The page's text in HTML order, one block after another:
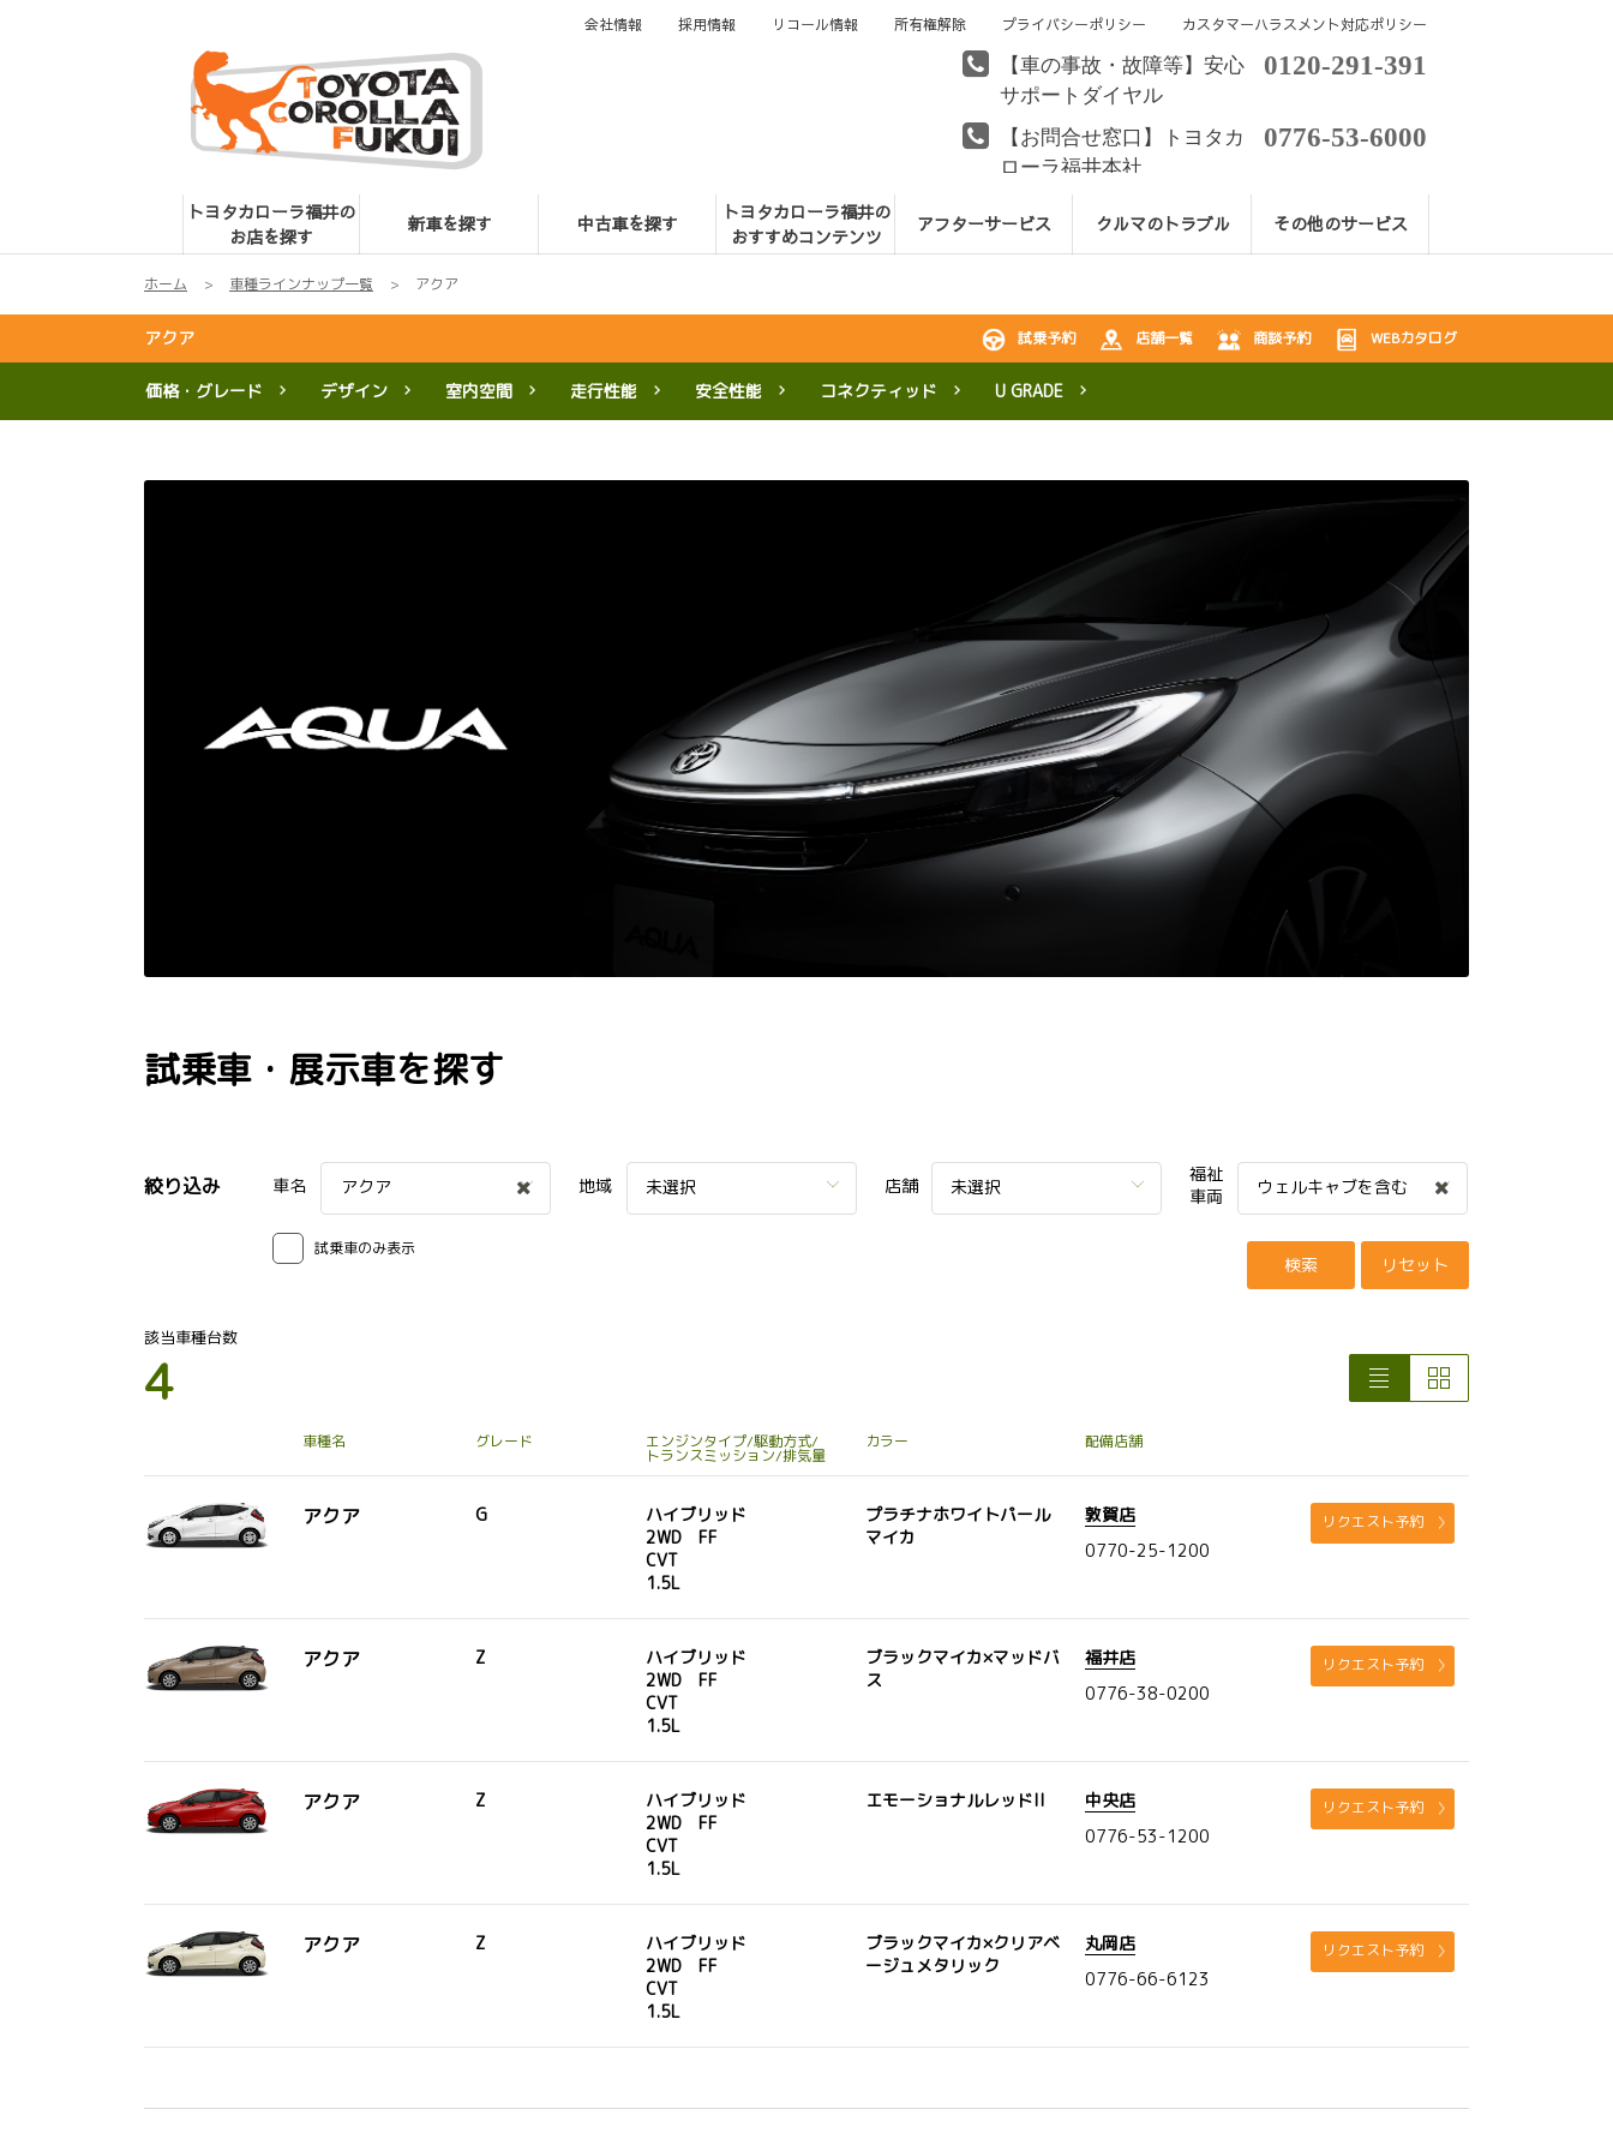
【車の事故・故障等】安心
サポートダイヤル
0120-291-391
【お問合せ窓口】トヨタカ
ローラ福井本社
0776-53-6000
トヨタカローラ福井の
お店を探す
新車を探す 中古車を探す
トヨタカローラ福井の
おすすめコンテンツ
アフターサービス クルマのトラブル その他のサービス
会社情報 採用情報 リコール情報 所有権解除 プライバシーポリシー カスタマーハラスメント対応ポリシー
ホーム 車種ラインナップ一覧 アクア
アクア 試乗予約 店舗一覧 商談予約 WEBカタログ
価格・グレード デザイン 室内空間 走行性能 安全性能 コネクティッド U GRADE
試乗車・展示車を探す
絞り込み 車名 アクア 地域 未選択 店舗 未選択
福祉
車両
ウェルキャブを含む
試乗車のみ表示
検索 リセット
該当車種台数
4
車種名 グレード エンジンタイプ/駆動方式/
トランスミッション/排気量
カラー 配備店舗
アクア G
ハイブリッド
2WD FF
CVT
1.5L
プラチナホワイトパール
マイカ
敦賀店
0770-25-1200
リクエスト予約
アクア Z
ハイブリッド
2WD FF
CVT
1.5L
ブラックマイカ×マッドバ
ス
福井店
0776-38-0200
リクエスト予約
アクア Z
ハイブリッド
2WD FF
CVT
1.5L
エモーショナルレッドII
中央店
0776-53-1200
リクエスト予約
アクア Z
ハイブリッド
2WD FF
CVT
1.5L
ブラックマイカ×クリアベ
ージュメタリック
丸岡店
0776-66-6123
リクエスト予約